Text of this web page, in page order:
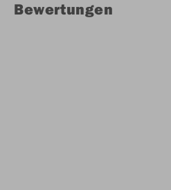
Bewertungen